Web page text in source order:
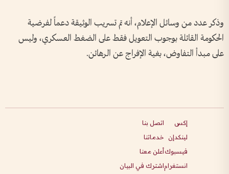
وذكر عدد من وسائل الإعلام، أنه تم تسريب الوثيقة دعماً لفرضية
الحكومة القائلة بوجوب التعويل فقط على الضغط العسكري، وليس
على مبدأ التفاوض، بغية الإفراج عن الرهائن.
إكس
لينكدإن
فيسبوك
انستغرام
اتصل بنا
خدماتنا
أعلن معنا
اشترك في البيان